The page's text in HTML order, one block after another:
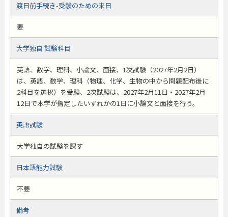
渡日前手続き-受験のための来日
要
大学独自 試験科目
英語、数学、理科、小論文、面接、1次試験（2027年2月2日）
は、英語、数学、理科（物理、化学、生物の中から問題配布後に
2科目を選択）を受験、2次試験は、2027年2月11日・2027年2月
12日で本学が指定したいずれかの1日に小論文と面接を行う。
英語試験
大学独自の試験を課す
日本語能力試験
不要
備考